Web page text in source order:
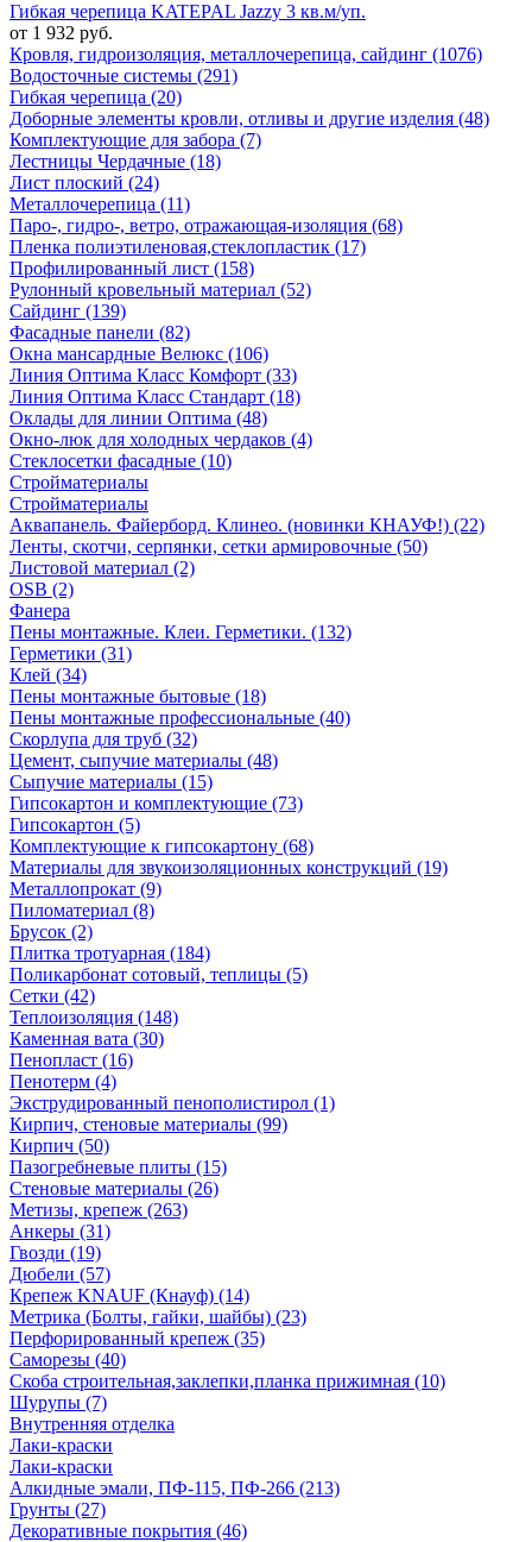
Гибкая черепица KATEPAL Jazzy 3 кв.м/уп.
от 1 932 руб.
Кровля, гидроизоляция, металлочерепица, сайдинг (1076)
Водосточные системы (291)
Гибкая черепица (20)
Доборные элементы кровли, отливы и другие изделия (48)
Комплектующие для забора (7)
Лестницы Чердачные (18)
Лист плоский (24)
Металлочерепица (11)
Паро-, гидро-, ветро, отражающая-изоляция (68)
Пленка полиэтиленовая,стеклопластик (17)
Профилированный лист (158)
Рулонный кровельный материал (52)
Сайдинг (139)
Фасадные панели (82)
Окна мансардные Велюкс (106)
Линия Оптима Класс Комфорт (33)
Линия Оптима Класс Стандарт (18)
Оклады для линии Оптима (48)
Окно-люк для холодных чердаков (4)
Стеклосетки фасадные (10)
Стройматериалы
Стройматериалы
Аквапанель. Файерборд. Клинео. (новинки КНАУФ!) (22)
Ленты, скотчи, серпянки, сетки армировочные (50)
Листовой материал (2)
OSB (2)
Фанера
Пены монтажные. Клеи. Герметики. (132)
Герметики (31)
Клей (34)
Пены монтажные бытовые (18)
Пены монтажные профессиональные (40)
Скорлупа для труб (32)
Цемент, сыпучие материалы (48)
Сыпучие материалы (15)
Гипсокартон и комплектующие (73)
Гипсокартон (5)
Комплектующие к гипсокартону (68)
Материалы для звукоизоляционных конструкций (19)
Металлопрокат (9)
Пиломатериал (8)
Брусок (2)
Плитка тротуарная (184)
Поликарбонат сотовый, теплицы (5)
Сетки (42)
Теплоизоляция (148)
Каменная вата (30)
Пенопласт (16)
Пенотерм (4)
Экструдированный пенополистирол (1)
Кирпич, стеновые материалы (99)
Кирпич (50)
Пазогребневые плиты (15)
Стеновые материалы (26)
Метизы, крепеж (263)
Анкеры (31)
Гвозди (19)
Дюбели (57)
Крепеж KNAUF (Кнауф) (14)
Метрика (Болты, гайки, шайбы) (23)
Перфорированный крепеж (35)
Саморезы (40)
Скоба строительная,заклепки,планка прижимная (10)
Шурупы (7)
Внутренняя отделка
Лаки-краски
Лаки-краски
Алкидные эмали, ПФ-115, ПФ-266 (213)
Грунты (27)
Декоративные покрытия (46)